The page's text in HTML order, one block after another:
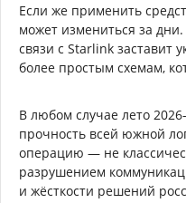
Если же применить
может измениться за
связи с Starlink заставит
более простым схемам,
В любом случае лето
прочность всей южной
операцию — не
разрушением
и жёсткости решений